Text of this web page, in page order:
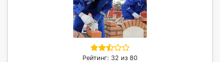
Рейтинг: 32 из 80